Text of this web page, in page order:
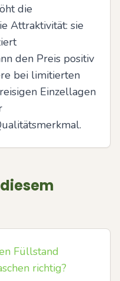
die
Attraktivität: sie
den Preis positiv
bei limitierten
Einzellagen
Füllstand
richtig?